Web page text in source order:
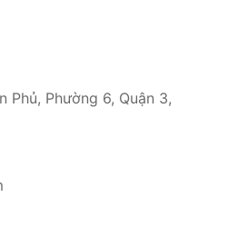
Phủ, Phường 6, Quận 3,